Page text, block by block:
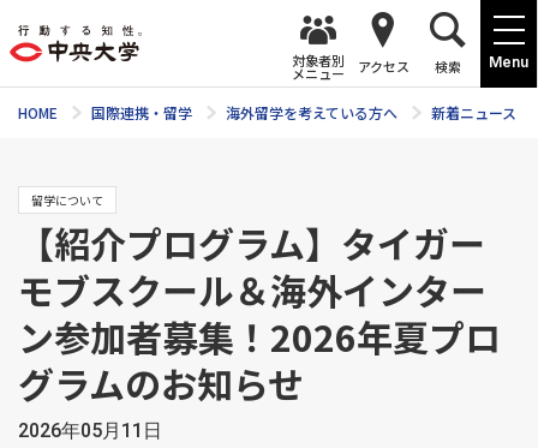
Menu
対象者別
メニュー アクセス 検索
HOME 国際連携・留学 海外留学を考えている方へ 新着ニュース
留学について
【紹介プログラム】タイガー
モブスクール＆海外インター
ン参加者募集！2026年夏プロ
グラムのお知らせ
2026年05月11日